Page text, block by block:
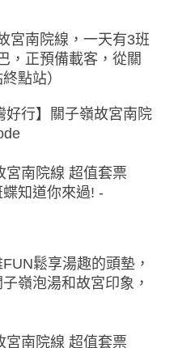
宮南院線，一天有3班
，正預備載客，從關
點站）
好行】關子嶺故宮南院
鬆享湯趣的頭墊，
嶺泡湯和故宮印象，